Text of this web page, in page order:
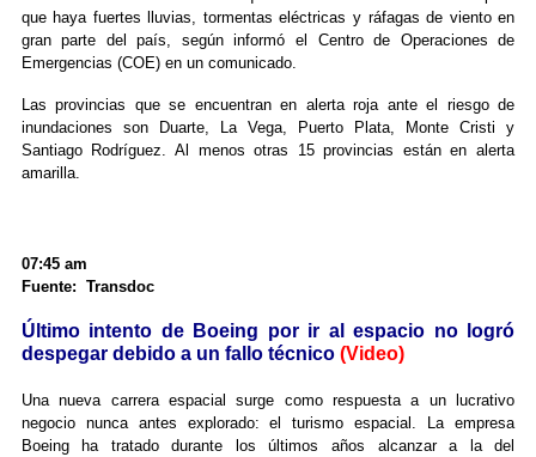
que haya fuertes lluvias, tormentas eléctricas y ráfagas de viento en
gran parte del país, según informó el Centro de Operaciones de
Emergencias (COE) en un comunicado.
Las provincias que se encuentran en alerta roja ante el riesgo de
inundaciones son Duarte, La Vega, Puerto Plata, Monte Cristi y
Santiago Rodríguez. Al menos otras 15 provincias están en alerta
amarilla.
07:45 am
Fuente: Transdoc
Último intento de Boeing por ir al espacio no logró
despegar debido a un fallo técnico(Video)
Una nueva carrera espacial surge como respuesta a un lucrativo
negocio nunca antes explorado: el turismo espacial. La empresa
Boeing ha tratado durante los últimos años alcanzar a la del